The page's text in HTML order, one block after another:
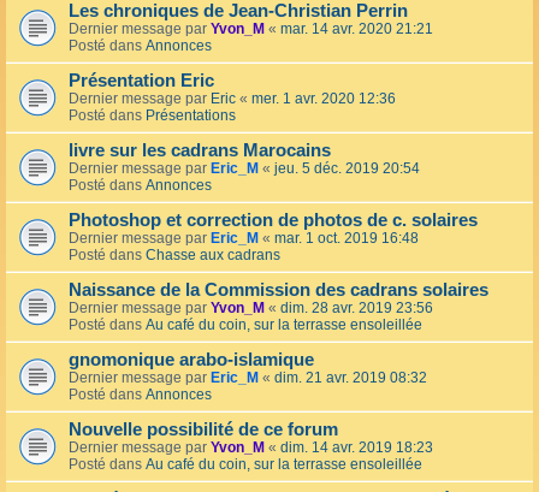
Les chroniques de Jean-Christian Perrin
Dernier message par Yvon_M « mar. 14 avr. 2020 21:21
Posté dans Annonces
Présentation Eric
Dernier message par Eric « mer. 1 avr. 2020 12:36
Posté dans Présentations
livre sur les cadrans Marocains
Dernier message par Eric_M « jeu. 5 déc. 2019 20:54
Posté dans Annonces
Photoshop et correction de photos de c. solaires
Dernier message par Eric_M « mar. 1 oct. 2019 16:48
Posté dans Chasse aux cadrans
Naissance de la Commission des cadrans solaires
Dernier message par Yvon_M « dim. 28 avr. 2019 23:56
Posté dans Au café du coin, sur la terrasse ensoleillée
gnomonique arabo-islamique
Dernier message par Eric_M « dim. 21 avr. 2019 08:32
Posté dans Annonces
Nouvelle possibilité de ce forum
Dernier message par Yvon_M « dim. 14 avr. 2019 18:23
Posté dans Au café du coin, sur la terrasse ensoleillée